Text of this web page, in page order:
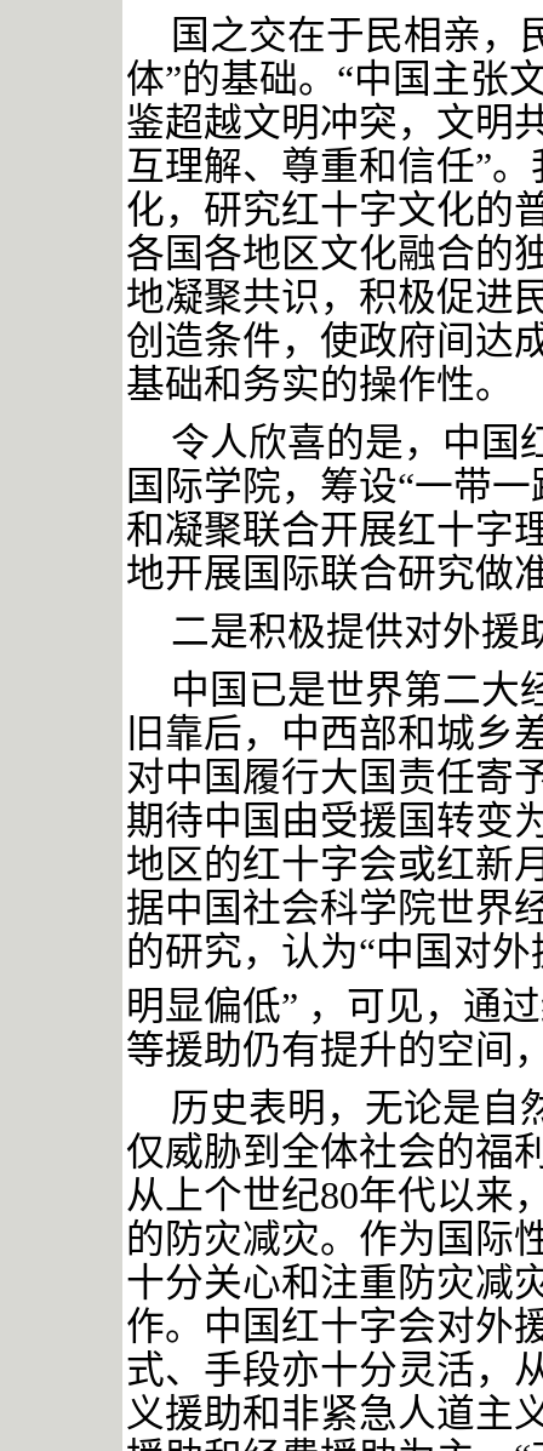
国之交在于民相亲，
体”的基础。“中国主张
鉴超越文明冲突，文明
互理解、尊重和信任”。
化，研究红十字文化的
各国各地区文化融合的
地凝聚共识，积极促进
创造条件，使政府间达
基础和务实的操作性。
令人欣喜的是，中国
国际学院，筹设“一带
和凝聚联合开展红十字
地开展国际联合研究做
二是积极提供对外援
中国已是世界第二大
旧靠后，中西部和城乡
对中国履行大国责任寄
期待中国由受援国转变
地区的红十字会或红新
据中国社会科学院世界
的研究，认为“中国对
明显偏低” ，可见，通
等援助仍有提升的空间
历史表明，无论是自
仅威胁到全体社会的福
从上个世纪80年代以来
的防灾减灾。作为国际
十分关心和注重防灾减
作。 中国红十字会对外
式、手段亦十分灵活，
义援助和非紧急人道主